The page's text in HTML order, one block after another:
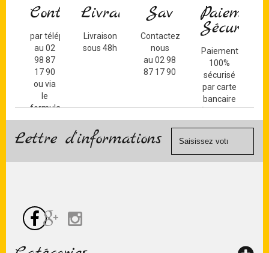
Contact
par téléphone
au 02
98 87
17 90
ou via
le
formulaire
de
contact
Livraison
Livraison
sous 48h
Sav
Contactez-
nous
au 02 98
87 17 90
Paiement
Sécurisé
Paiement
100%
sécurisé
par carte
bancaire
(Mastercard,
Visa, ...) et
Lettre d'informations